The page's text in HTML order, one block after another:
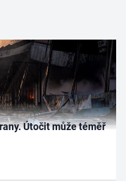
Útočit může téměř